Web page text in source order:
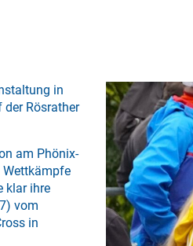
in
der Rösrather
am Phönix-
Wettkämpfe
klar ihre
vom
in